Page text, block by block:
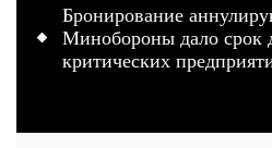
Бронирование
Минобороны дало срок
критических